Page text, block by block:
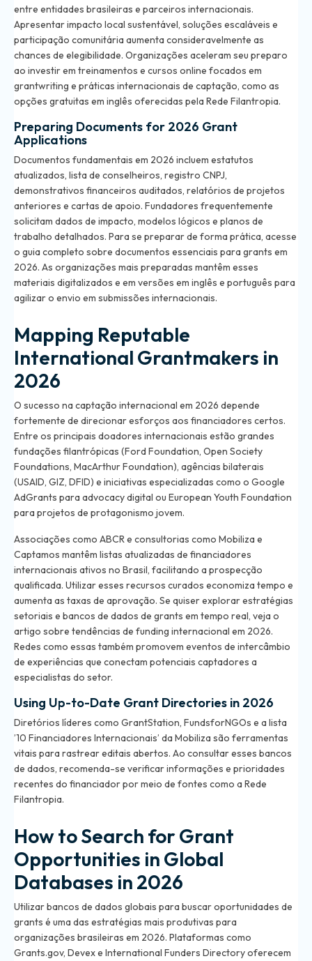
entre entidades brasileiras e parceiros internacionais.
Apresentar impacto local sustentável, soluções escaláveis e
participação comunitária aumenta consideravelmente as
chances de elegibilidade. Organizações aceleram seu preparo
ao investir em treinamentos e cursos online focados em
grantwriting e práticas internacionais de captação, como as
opções gratuitas em inglês oferecidas pela Rede Filantropia.
Preparing Documents for 2026 Grant
Applications
Documentos fundamentais em 2026 incluem estatutos
atualizados, lista de conselheiros, registro CNPJ,
demonstrativos financeiros auditados, relatórios de projetos
anteriores e cartas de apoio. Fundadores frequentemente
solicitam dados de impacto, modelos lógicos e planos de
trabalho detalhados. Para se preparar de forma prática, acesse
o guia completo sobre documentos essenciais para grants em
2026. As organizações mais preparadas mantêm esses
materiais digitalizados e em versões em inglês e português para
agilizar o envio em submissões internacionais.
Mapping Reputable
International Grantmakers in
2026
O sucesso na captação internacional em 2026 depende
fortemente de direcionar esforços aos financiadores certos.
Entre os principais doadores internacionais estão grandes
fundações filantrópicas (Ford Foundation, Open Society
Foundations, MacArthur Foundation), agências bilaterais
(USAID, GIZ, DFID) e iniciativas especializadas como o Google
AdGrants para advocacy digital ou European Youth Foundation
para projetos de protagonismo jovem.
Associações como ABCR e consultorias como Mobiliza e
Captamos mantêm listas atualizadas de financiadores
internacionais ativos no Brasil, facilitando a prospecção
qualificada. Utilizar esses recursos curados economiza tempo e
aumenta as taxas de aprovação. Se quiser explorar estratégias
setoriais e bancos de dados de grants em tempo real, veja o
artigo sobre tendências de funding internacional em 2026.
Redes como essas também promovem eventos de intercâmbio
de experiências que conectam potenciais captadores a
especialistas do setor.
Using Up-to-Date Grant Directories in 2026
Diretórios líderes como GrantStation, FundsforNGOs e a lista
’10 Financiadores Internacionais’ da Mobiliza são ferramentas
vitais para rastrear editais abertos. Ao consultar esses bancos
de dados, recomenda-se verificar informações e prioridades
recentes do financiador por meio de fontes como a Rede
Filantropia.
How to Search for Grant
Opportunities in Global
Databases in 2026
Utilizar bancos de dados globais para buscar oportunidades de
grants é uma das estratégias mais produtivas para
organizações brasileiras em 2026. Plataformas como
Grants.gov, Devex e International Funders Directory oferecem